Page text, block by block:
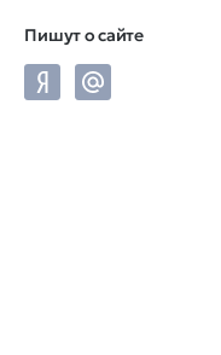
Пишут о сайте